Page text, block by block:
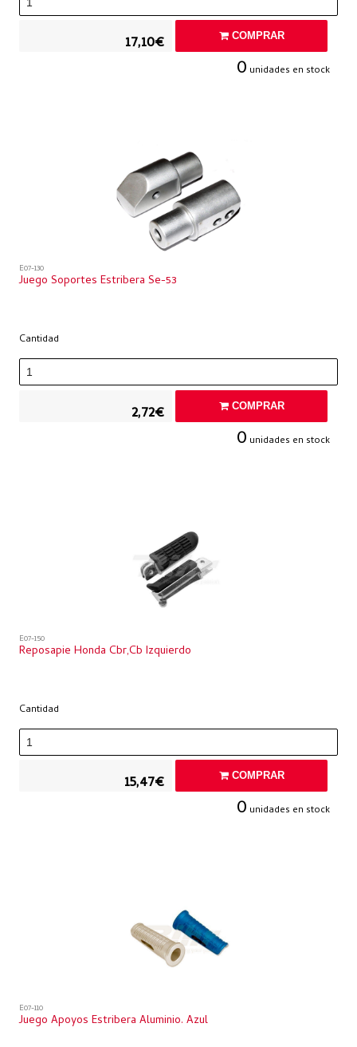
17,10€ COMPRAR
0 unidades en stock
E07-130
Juego Soportes Estribera Se-53
Cantidad
2,72€ COMPRAR
0 unidades en stock
E07-150
Reposapie Honda Cbr,cb Izquierdo
Cantidad
15,47€ COMPRAR
0 unidades en stock
E07-110
Juego Apoyos Estribera Aluminio. Azul